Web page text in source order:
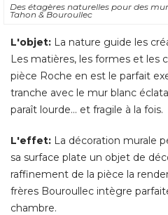
Des étagères naturelles pour des
Tahon & Bouroullec
L'objet: La nature guide les
Les matières, les formes et les
pièce Roche en est le parfait
tranche avec le mur blanc
paraît lourde... et fragile à la fois.
L'effet: La décoration murale
sa surface plate un objet de
raffinement de la pièce la
frères Bouroullec intègre
chambre.